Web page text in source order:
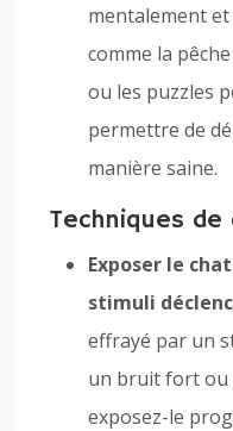
mentalement
comme la
ou les puzzles
permettre de
manière saine.
Techniques
Exposer le
stimuli
effrayé par un
un bruit fort ou
exposez-le